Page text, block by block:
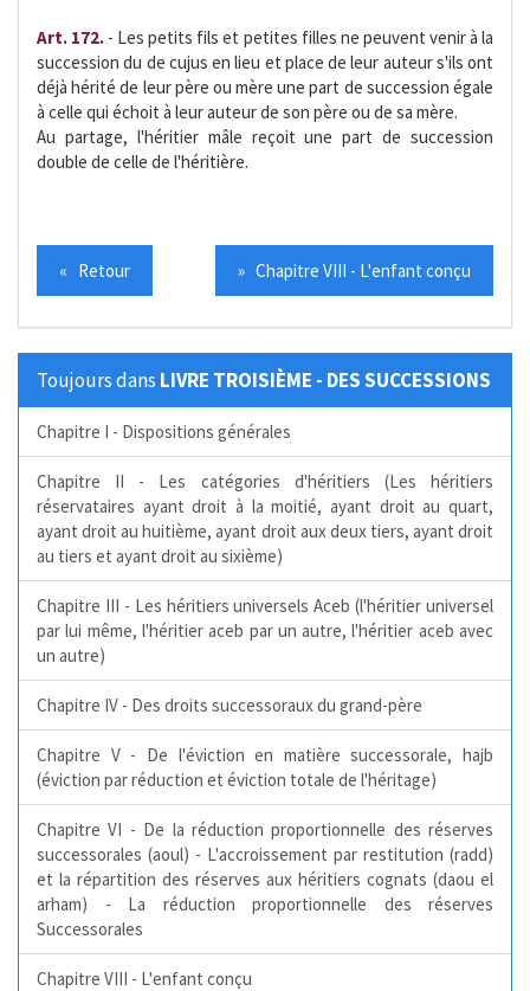
Art. 172. - Les petits fils et petites filles ne peuvent venir à la
succession du de cujus en lieu et place de leur auteur s'ils ont
déjà hérité de leur père ou mère une part de succession égale
à celle qui échoit à leur auteur de son père ou de sa mère.
Au partage, l'héritier mâle reçoit une part de succession
double de celle de l'héritière.
« Retour » Chapitre VIII - L'enfant conçu
Toujours dans LIVRE TROISIÈME - DES SUCCESSIONS
Chapitre I - Dispositions générales
Chapitre II - Les catégories d'héritiers (Les héritiers
réservataires ayant droit à la moitié, ayant droit au quart,
ayant droit au huitième, ayant droit aux deux tiers, ayant droit
au tiers et ayant droit au sixième)
Chapitre III - Les héritiers universels Aceb (l'héritier universel
par lui même, l'héritier aceb par un autre, l'héritier aceb avec
un autre)
Chapitre IV - Des droits successoraux du grand-père
Chapitre V - De l'éviction en matière successorale, hajb
(éviction par réduction et éviction totale de l'héritage)
Chapitre VI - De la réduction proportionnelle des réserves
successorales (aoul) - L'accroissement par restitution (radd)
et la répartition des réserves aux héritiers cognats (daou el
arham) - La réduction proportionnelle des réserves
Successorales
Chapitre VIII - L'enfant conçu